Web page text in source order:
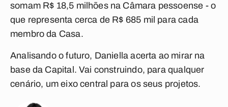
somam R$ 18,5 milhões na Câmara pessoense - o
que representa cerca de R$ 685 mil para cada
membro da Casa.
Analisando o futuro, Daniella acerta ao mirar na
base da Capital. Vai construindo, para qualquer
cenário, um eixo central para os seus projetos.